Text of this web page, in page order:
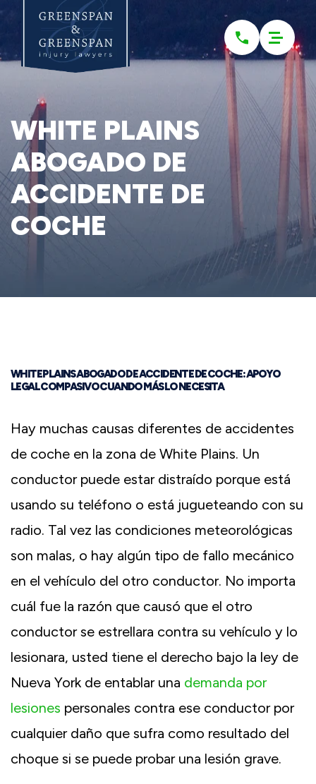
includes
WHITE PLAINS
ABOGADO DE
ACCIDENTE DE
COCHE
WHITE PLAINS ABOGADO DE ACCIDENTE DE COCHE: APOYO
LEGAL COMPASIVO CUANDO MÁS LO NECESITA
Hay muchas causas diferentes de accidentes
de coche en la zona de White Plains. Un
conductor puede estar distraído porque está
usando su teléfono o está jugueteando con su
radio. Tal vez las condiciones meteorológicas
son malas, o hay algún tipo de fallo mecánico
en el vehículo del otro conductor. No importa
cuál fue la razón que causó que el otro
conductor se estrellara contra su vehículo y lo
lesionara, usted tiene el derecho bajo la ley de
Nueva York de entablar una demanda por
lesiones personales contra ese conductor por
cualquier daño que sufra como resultado del
choque si se puede probar una lesión grave.